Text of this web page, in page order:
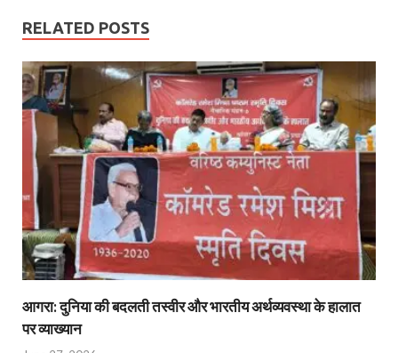
RELATED POSTS
आगरा: दुनिया की बदलती तस्वीर और भारतीय अर्थव्यवस्था के हालात
पर व्याख्यान